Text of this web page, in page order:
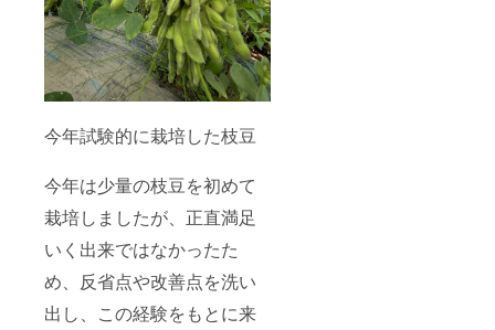
今年試験的に栽培した枝豆
今年は少量の枝豆を初めて
栽培しましたが、正直満足
いく出来ではなかったた
め、反省点や改善点を洗い
出し、この経験をもとに来